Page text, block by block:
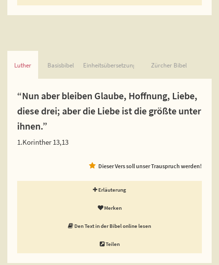
Luther Basisbibel Einheitsübersetzung Zürcher Bibel
“Nun aber bleiben Glaube, Hoffnung, Liebe,
diese drei; aber die Liebe ist die größte unter
ihnen.”
1.Korinther 13,13
Dieser Vers soll unser Trauspruch werden!
Erläuterung
Merken
Den Text in der Bibel online lesen
Teilen